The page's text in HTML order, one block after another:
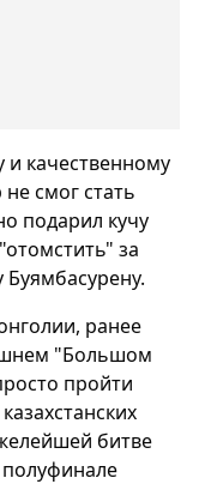
качественному
смог стать
подарил кучу
за
Буямбасурену.
ранее
"Большом
пройти
битве
полуфинале